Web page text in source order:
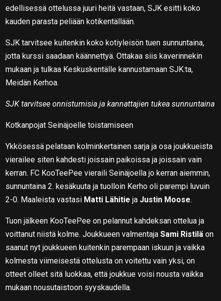
edellisessä ottelussa juuri heitä vastaan, SJK esitti koko
kauden parasta peliään kotikentällään.
SJK tarvitsee kuitenkin koko kotiyleisön tuen sunnuntaina,
jotta kurssi saadaan käännettyä. Ottakaa siis kaverinnekin
mukaan ja tulkaa Keskuskentälle kannustamaan SJK:ta,
Meidän Kerhoa.
SJK tarvitsee onnistumisia ja kannattajien tukea sunnuntaina
Kotkanpojat Seinäjoelle toistamiseen
Ykkösessä pelataan kolminkertainen sarja ja osa joukkueista
vierailee siten kahdesti joissain paikoissa ja joissain vain
kerran. FC KooTeePee vieraili Seinäjoella jo kerran aiemmin,
sunnuntaina 2. kesäkuuta ja tuolloin Kerho oli parempi luvuin
2-0. Maaleista vastasi Matti Lähitie ja Justin Moose.
Tuon jälkeen KooTeePee on pelannut kahdeksan ottelua ja
voittanut niistä kolme. Joukkueen valmentajaSami Ristilä on
saanut nyt joukkueen kuitenkin parempaan iskuun ja vaikka
kolmesta viimeisestä ottelusta on voitettu vain yksi, on
otteet olleet sitä luokkaa, että joukkue voisi nousta vaikka
mukaan nousutaistoon syyskaudella.